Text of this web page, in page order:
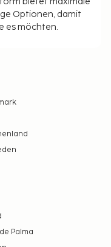
Optionen, damit
es möchten.
Palma